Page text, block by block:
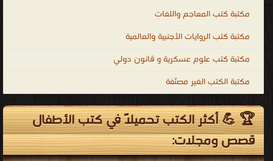
مكتبة كتب المعاجم واللغات
مكتبة كتب الروايات الأجنبية والعالمية
مكتبة كتب علوم عسكرية و قانون دولي
مكتبة الكتب الغير مصنّفة
🏆 💪 أكثر الكتب تحميلاً في كتب الأطفال
قصص ومجلات: